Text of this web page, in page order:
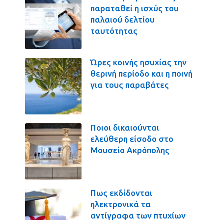
παραταθεί η ισχύς του
παλαιού δελτίου
ταυτότητας
Ώρες κοινής ησυχίας την
θερινή περίοδο και η ποινή
για τους παραβάτες
Ποιοι δικαιούνται
ελεύθερη είσοδο στο
Μουσείο Ακρόπολης
Πως εκδίδονται
ηλεκτρονικά τα
αντίγραφα των πτυχίων